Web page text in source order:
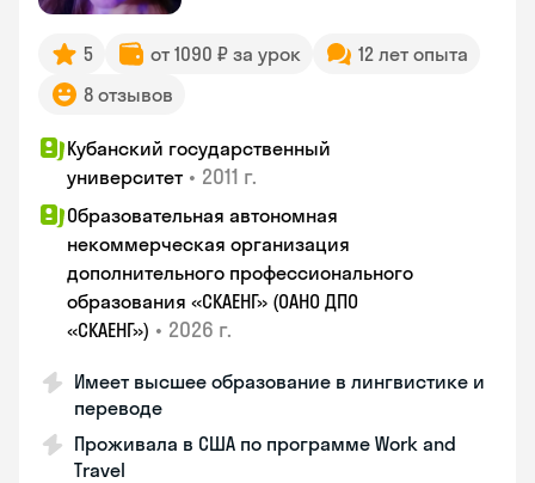
5 от 1090 ₽ за урок
12 лет опыта
8 отзывов
Кубанский государственный
университет • 2011 г.
Образовательная автономная
некоммерческая организация
дополнительного профессионального
образования «СКАЕНГ» (ОАНО ДПО
«СКАЕНГ») • 2026 г.
Имеет высшее образование в лингвистике и
переводе
Проживала в США по программе Work and
Travel